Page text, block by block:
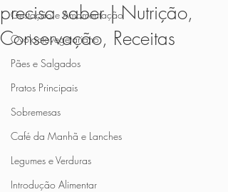
Gestação e Amamentação
Ovolactovegetariano
Pães e Salgados
Pratos Principais
Sobremesas
Café da Manhã e Lanches
Legumes e Verduras
Introdução Alimentar
precisa saber | Nutrição,
Conservação, Receitas